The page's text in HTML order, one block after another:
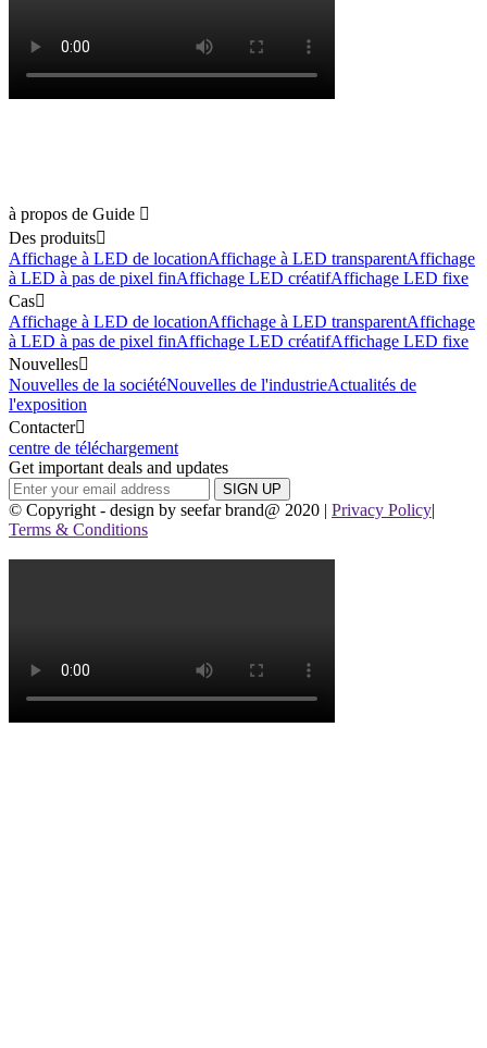
à propos de Guide 
Des produits
Affichage à LED de locationAffichage à LED transparentAffichage
à LED à pas de pixel finAffichage LED créatifAffichage LED fixe
Cas
Affichage à LED de locationAffichage à LED transparentAffichage
à LED à pas de pixel finAffichage LED créatifAffichage LED fixe
Nouvelles
Nouvelles de la sociétéNouvelles de l'industrieActualités de
l'exposition
Contacter
centre de téléchargement
Get important deals and updates
SIGN UP
© Copyright - design by seefar brand@ 2020 | Privacy Policy|
Terms & Conditions